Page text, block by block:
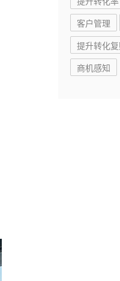
客户管理
提升转化
商机感知